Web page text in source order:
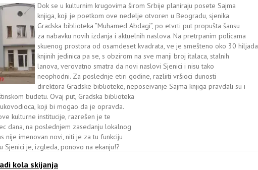
Dok se u kulturnim krugovima širom Srbije planiraju posete Sajma
knjiga, koji je poetkom ove nedelje otvoren u Beogradu, sjenika
Gradska biblioteka ”Muhamed Abdagi”, po etvrti put propušta šansu
za nabavku novih izdanja i aktuelnih naslova. Na pretrpanim policama
skuenog prostora od osamdeset kvadrata, ve je smešteno oko 30 hiljada
knjinih jedinica pa se, s obzirom na sve manji broj italaca, stalnih
lanova, verovatno smatra da novi naslovi Sjenici i nisu tako
neophodni. Za poslednje etiri godine, razliiti vršioci dunosti
direktora Gradske biblioteke, neposeivanje Sajma knjiga pravdali su i
budetu. Ovaj put, Gradska biblioteka
koji bi mogao da je opravda.
kulturne institucije, razrešen je te
dana, na poslednjem zasedanju lokalnog
nije imenovan novi, niti je za tu funkciju
Sjenici je, izgleda, ponovo na ekanju!?
kola skijanja